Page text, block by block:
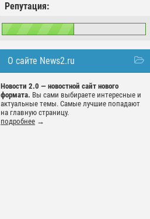
Репутация:
О сайте News2.ru
Новости 2.0 — новостной сайт нового
формата. Вы сами выбираете интересные и
актуальные темы. Самые лучшие попадают
на главную страницу.
подробнее →